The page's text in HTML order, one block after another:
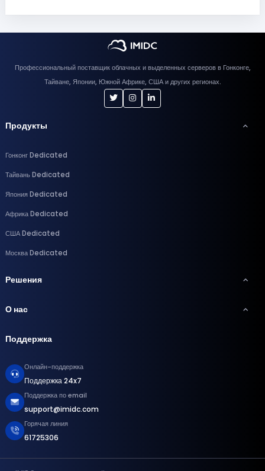
Профессиональный поставщик облачных и выделенных серверов в Гонконге,
Тайване, Японии, Южной Африке, США и других регионах.
Продукты
Гонконг Dedicated
Тайвань Dedicated
Япония Dedicated
Африка Dedicated
США Dedicated
Москва Dedicated
Решения
О нас
Поддержка
Онлайн-поддержка
Поддержка 24x7
Поддержка по email
support@imidc.com
Горячая линия
61725306